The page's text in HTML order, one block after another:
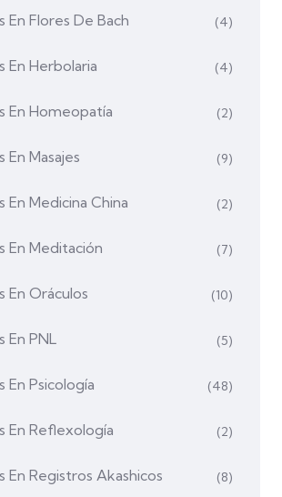
En Flores De Bach (4)
En Herbolaria (4)
En Homeopatía (2)
En Masajes (9)
En Medicina China (2)
En Meditación (7)
En Oráculos (10)
En PNL (5)
En Psicología (48)
En Reflexología (2)
En Registros Akashicos (8)